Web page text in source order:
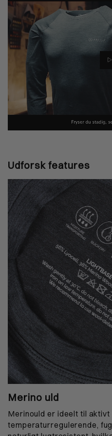
Udforsk features
Merino uld
Merinould er ideelt til aktivt
temperaturregulerende,